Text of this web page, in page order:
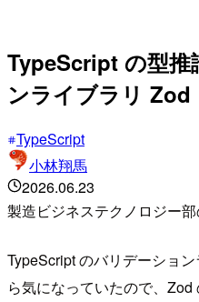
TypeScript の型推
ンライブラリ Zod
TypeScript
小林翔馬
2026.06.23
製造ビジネステクノロジー部
TypeScript のバリデーショ
ら気になっていたので、